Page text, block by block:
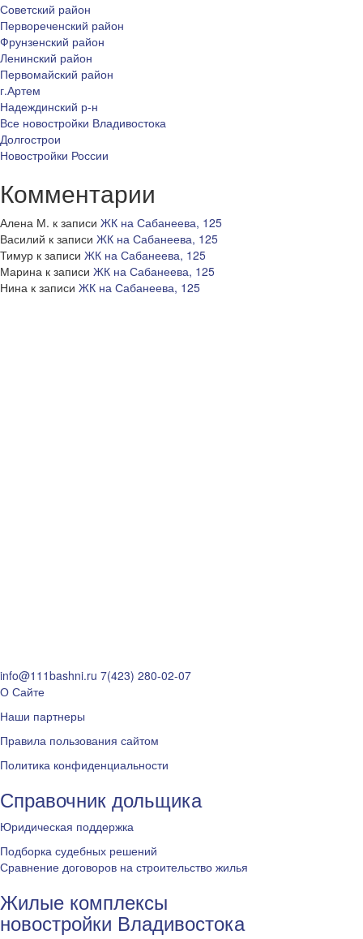
Советский район
Первореченский район
Фрунзенский район
Ленинский район
Первомайский район
г.Артем
Надеждинский р-н
Все новостройки Владивостока
Долгострои
Новостройки России
Комментарии
Алена М. к записи ЖК на Сабанеева, 125
Василий к записи ЖК на Сабанеева, 125
Тимур к записи ЖК на Сабанеева, 125
Марина к записи ЖК на Сабанеева, 125
Нина к записи ЖК на Сабанеева, 125
info@111bashni.ru 7(423) 280-02-07
О Сайте
Наши партнеры
Правила пользования сайтом
Политика конфиденциальности
Справочник дольщика
Юридическая поддержка
Подборка судебных решений
Сравнение договоров на строительство жилья
Жилые комплексы
новостройки Владивостока